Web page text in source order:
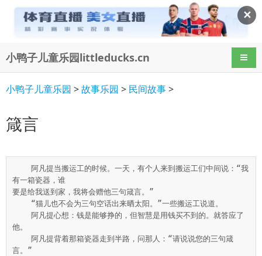
✕
小鸭子儿童乐园littleducks.cn 导航
小鸭子儿童乐园 >故事乐园 > 民间故事>
箴言
有一箱瓷器，谁
要是给我送到家，我将会赠他三句箴言。”
他。
言。”